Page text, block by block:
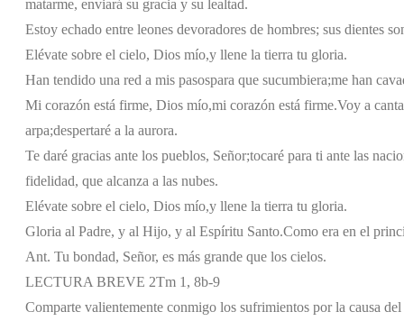
matarme, enviará su gracia y su lealtad.
Estoy echado entre leones devoradores de hombres; sus dientes
Elévate sobre el cielo, Dios mío,y llene la tierra tu gloria.
Han tendido una red a mis pasospara que sucumbiera;me han
Mi corazón está firme, Dios mío,mi corazón está firme.Voy a
arpa;despertaré a la aurora.
Te daré gracias ante los pueblos, Señor;tocaré para ti ante las
fidelidad, que alcanza a las nubes.
Elévate sobre el cielo, Dios mío,y llene la tierra tu gloria.
Gloria al Padre, y al Hijo, y al Espíritu Santo.Como era en el
Ant. Tu bondad, Señor, es más grande que los cielos.
LECTURA BREVE 2Tm 1, 8b-9
Comparte valientemente conmigo los sufrimientos por la causa